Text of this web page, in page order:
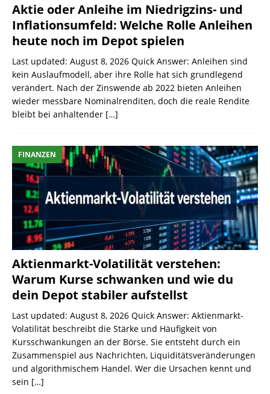
Aktie oder Anleihe im Niedrigzins- und
Inflationsumfeld: Welche Rolle Anleihen
heute noch im Depot spielen
Last updated: August 8, 2026 Quick Answer: Anleihen sind
kein Auslaufmodell, aber ihre Rolle hat sich grundlegend
verändert. Nach der Zinswende ab 2022 bieten Anleihen
wieder messbare Nominalrenditen, doch die reale Rendite
bleibt bei anhaltender […]
FINANZEN
Aktienmarkt-Volatilität verstehen:
Warum Kurse schwanken und wie du
dein Depot stabiler aufstellst
Last updated: August 8, 2026 Quick Answer: Aktienmarkt-
Volatilität beschreibt die Stärke und Häufigkeit von
Kursschwankungen an der Börse. Sie entsteht durch ein
Zusammenspiel aus Nachrichten, Liquiditätsveränderungen
und algorithmischem Handel. Wer die Ursachen kennt und
sein […]